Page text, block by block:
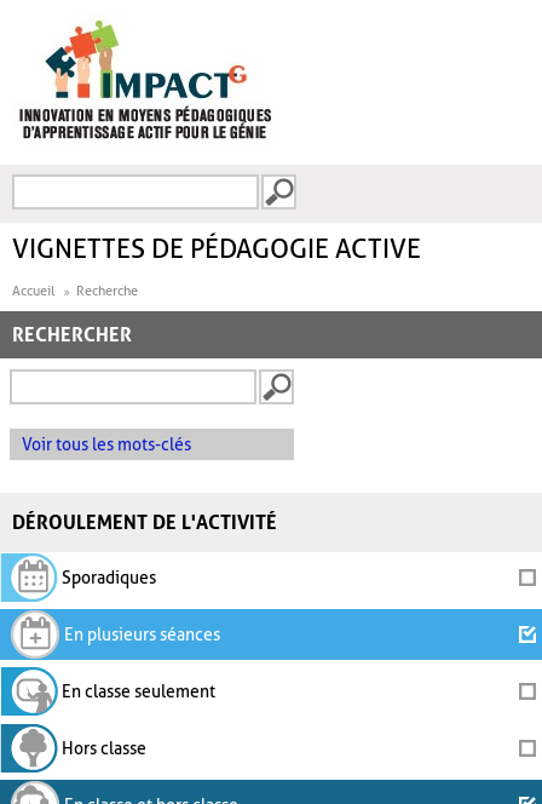
FORMULAIRE DE
VIGNETTES DE PÉDAGOGIE ACTIVE
Accueil Recherche
RECHERCHER
Voir tous les mots-clés
DÉROULEMENT DE L'ACTIVITÉ
Sporadiques
En plusieurs séances
En classe seulement
Hors classe